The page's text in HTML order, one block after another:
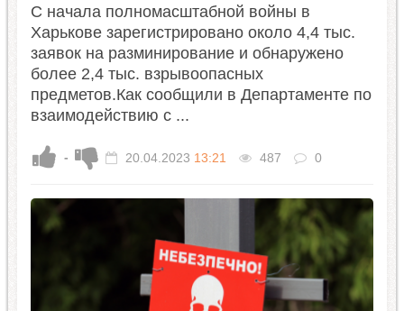
С начала полномасштабной войны в
Харькове зарегистрировано около 4,4 тыс.
заявок на разминирование и обнаружено
более 2,4 тыс. взрывоопасных
предметов.Как сообщили в Департаменте по
взаимодействию с ...
- 20.04.2023 13:21 487 0